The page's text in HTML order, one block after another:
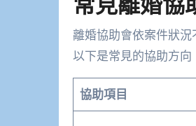
離婚協助會依案件狀
以下是常見的協助方
協助項目